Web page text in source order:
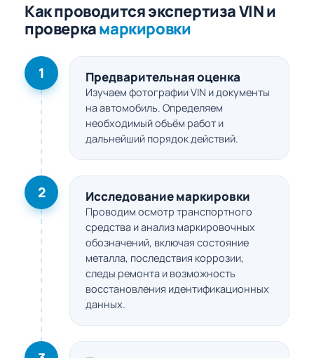
Как проводится экспертиза VIN и
проверкамаркировки
1 Предварительная оценка
Изучаем фотографии VIN и документы
на автомобиль. Определяем
необходимый объём работ и
дальнейший порядок действий.
2 Исследование маркировки
Проводим осмотр транспортного
средства и анализ маркировочных
обозначений, включая состояние
металла, последствия коррозии,
следы ремонта и возможность
восстановления идентификационных
данных.